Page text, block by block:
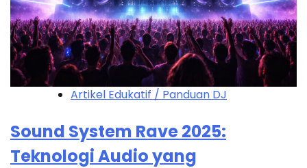
Artikel Edukatif / Panduan DJ
Sound System Rave 2025:
Teknologi Audio yang